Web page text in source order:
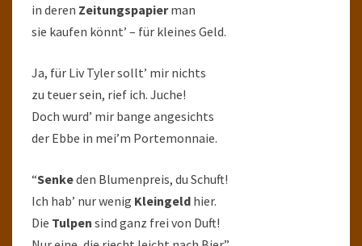
in deren Zeitungspapierman
sie kaufen könnt’ – für kleines Geld.
Ja, für Liv Tyler sollt’ mir nichts
zu teuer sein, rief ich. Juche!
Doch wurd’ mir bange angesichts
der Ebbe in mei’m Portemonnaie.
“Senkeden Blumenpreis, du Schuft!
Ich hab’ nur wenig Kleingeld hier.
Die Tulpen sind ganz frei von Duft!